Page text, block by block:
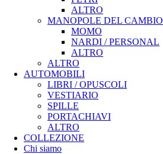
ALTRO
MANOPOLE DEL CAMBIO
MOMO
NARDI / PERSONAL
ALTRO
ALTRO
AUTOMOBILI
LIBRI / OPUSCOLI
VESTIARIO
SPILLE
PORTACHIAVI
ALTRO
COLLEZIONE
Chi siamo